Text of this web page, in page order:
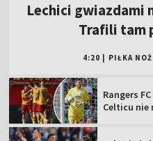
Lechici gwiazdami
Trafili tam
4:20 PIŁKA
Rangers
Celticu nie